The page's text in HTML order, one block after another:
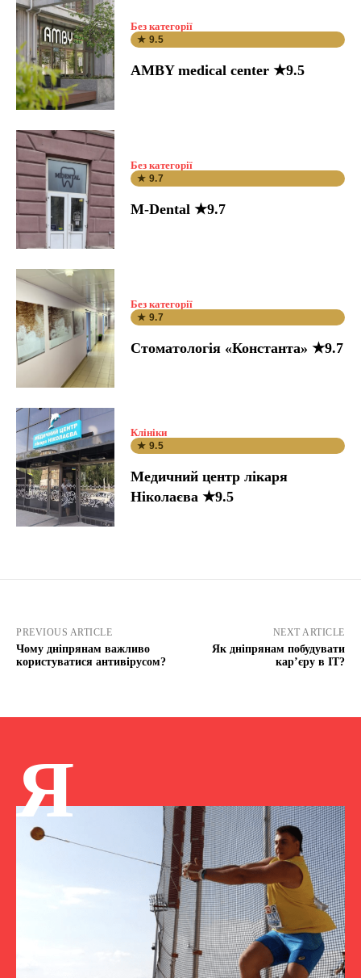
Без категорії
★ 9.5
AMBY medical center ★9.5
Без категорії
★ 9.7
M-Dental ★9.7
Без категорії
★ 9.7
Стоматологія «Константа» ★9.7
Клініки
★ 9.5
Медичний центр лікаря
Ніколаєва ★9.5
PREVIOUS ARTICLE
Чому дніпрянам важливо
користуватися антивірусом?
NEXT ARTICLE
Як дніпрянам побудувати
кар’єру в ІТ?
Я